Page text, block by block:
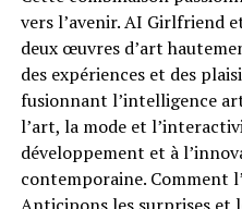
vers l’avenir. AI Girlfriend
deux œuvres d’art
des expériences et des
fusionnant l’intelligence
l’art, la mode et
développement et à
contemporaine. Comment